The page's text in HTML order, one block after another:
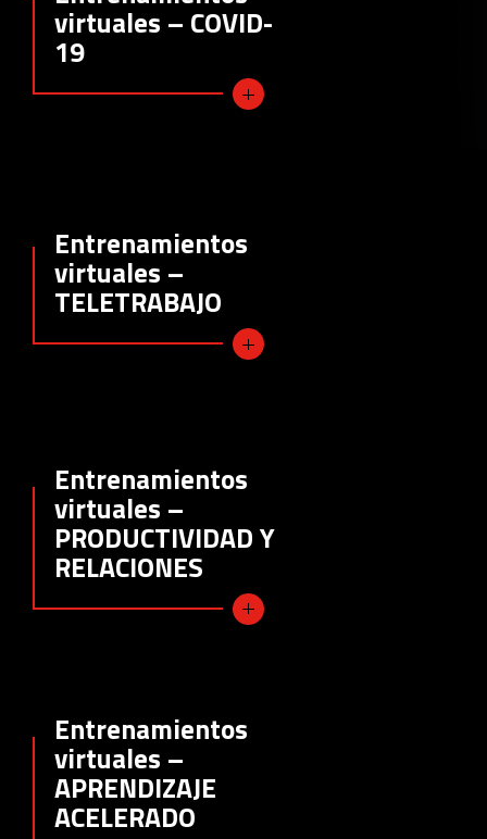
virtuales – COVID-
19
Entrenamientos
virtuales –
TELETRABAJO
Entrenamientos
virtuales –
PRODUCTIVIDAD Y
RELACIONES
Entrenamientos
virtuales –
APRENDIZAJE
ACELERADO